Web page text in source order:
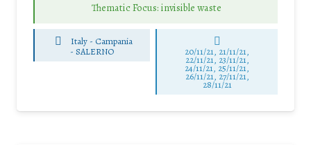
Thematic Focus: invisible waste
Italy - Campania
-SALERNO 20/11/21, 21/11/21,
22/11/21, 23/11/21,
24/11/21, 25/11/21,
26/11/21, 27/11/21,
28/11/21